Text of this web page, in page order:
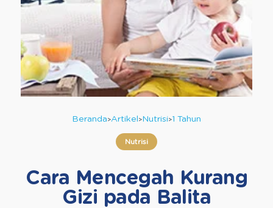
Beranda Artikel Nutrisi 1 Tahun
Nutrisi
Cara Mencegah Kurang
Gizi pada Balita